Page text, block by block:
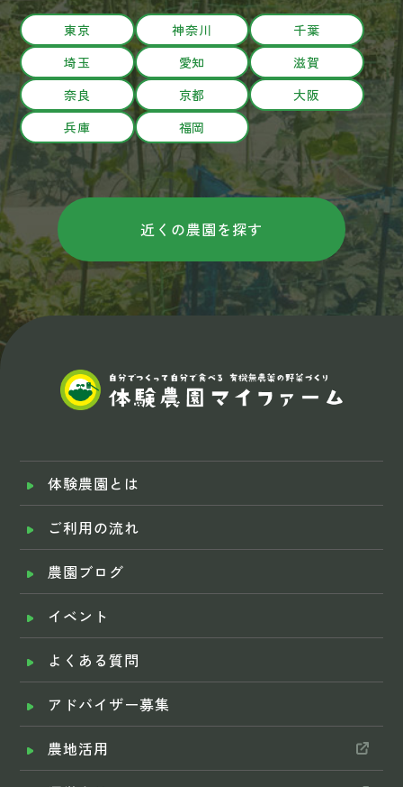
東京 神奈川
千葉
埼玉
愛知
滋賀
奈良
京都
大阪
兵庫
福岡
近くの農園を探す
体験農園とは
ご利用の流れ
農園ブログ
イベント
よくある質問
アドバイザー募集
農地活用